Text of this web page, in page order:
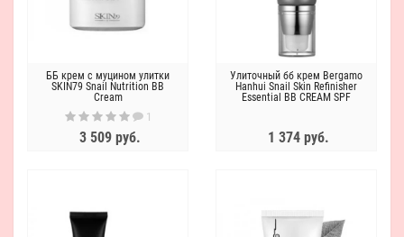
ББ крем с муцином улитки
SKIN79 Snail Nutrition BB
Cream
1
3 509 руб.
Улиточный бб крем Bergamo
Hanhui Snail Skin Refinisher
Essential BB CREAM SPF
1 374 руб.